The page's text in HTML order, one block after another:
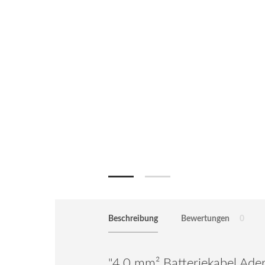
Beschreibung Bewertungen 0